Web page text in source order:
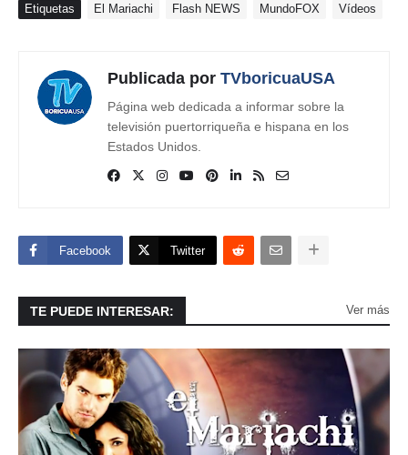
Etiquetas El Mariachi Flash NEWS MundoFOX Vídeos
Publicada por TVboricuaUSA
Página web dedicada a informar sobre la
televisión puertorriqueña e hispana en los
Estados Unidos.
Facebook Twitter
TE PUEDE INTERESAR: Ver más